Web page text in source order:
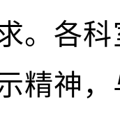
。各
精神